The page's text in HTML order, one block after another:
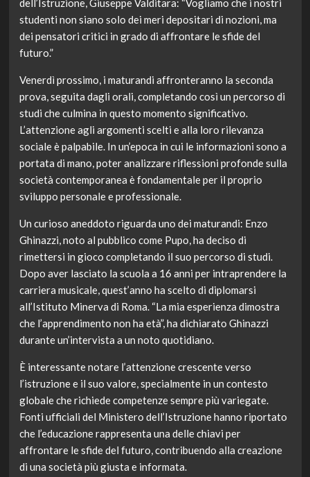
studenti non siano solo dei meri depositari di nozioni, ma
dei pensatori critici in grado di affrontare le sfide del
futuro.”
Venerdì prossimo, i maturandi affronteranno la seconda
prova, seguita dagli orali, completando così un percorso di
studi che culmina in questo momento significativo.
L’attenzione agli argomenti scelti e alla loro rilevanza
sociale è palpabile. In un’epoca in cui le informazioni sono a
portata di mano, poter analizzare riflessioni profonde sulla
società contemporanea è fondamentale per il proprio
sviluppo personale e professionale.
Un curioso aneddoto riguarda uno dei maturandi: Enzo
Ghinazzi, noto al pubblico come Pupo, ha deciso di
rimettersi in gioco completando il suo percorso di studi.
Dopo aver lasciato la scuola a 16 anni per intraprendere la
carriera musicale, quest’anno ha scelto di diplomarsi
all’Istituto Minerva di Roma. “La mia esperienza dimostra
che l’apprendimento non ha età”, ha dichiarato Ghinazzi
durante un’intervista a un noto quotidiano.
È interessante notare l’attenzione crescente verso
l’istruzione e il suo valore, specialmente in un contesto
globale che richiede competenze sempre più variegate.
Fonti ufficiali del Ministero dell’Istruzione hanno riportato
che l’educazione rappresenta una delle chiavi per
affrontare le sfide del futuro, contribuendo alla creazione
di una società più giusta e informata.